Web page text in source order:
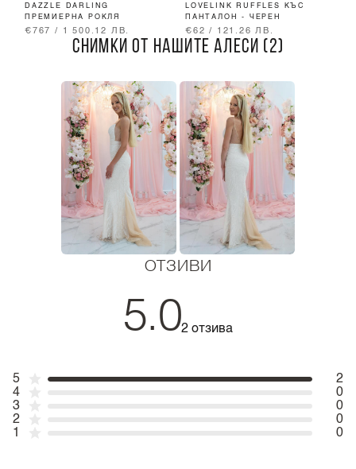
DAZZLE DARLING
ПРЕМИЕРНА РОКЛЯ
€767 / 1 500.12 ЛВ.
LOVELINK RUFFLES КЪС
ПАНТАЛОН - ЧЕРЕН
€62 / 121.26 ЛВ.
СНИМКИ ОТ НАШИТЕ АЛЕСИ (2)
ОТЗИВИ
5.02 отзива
5
2
4
0
3
0
2
0
1
0